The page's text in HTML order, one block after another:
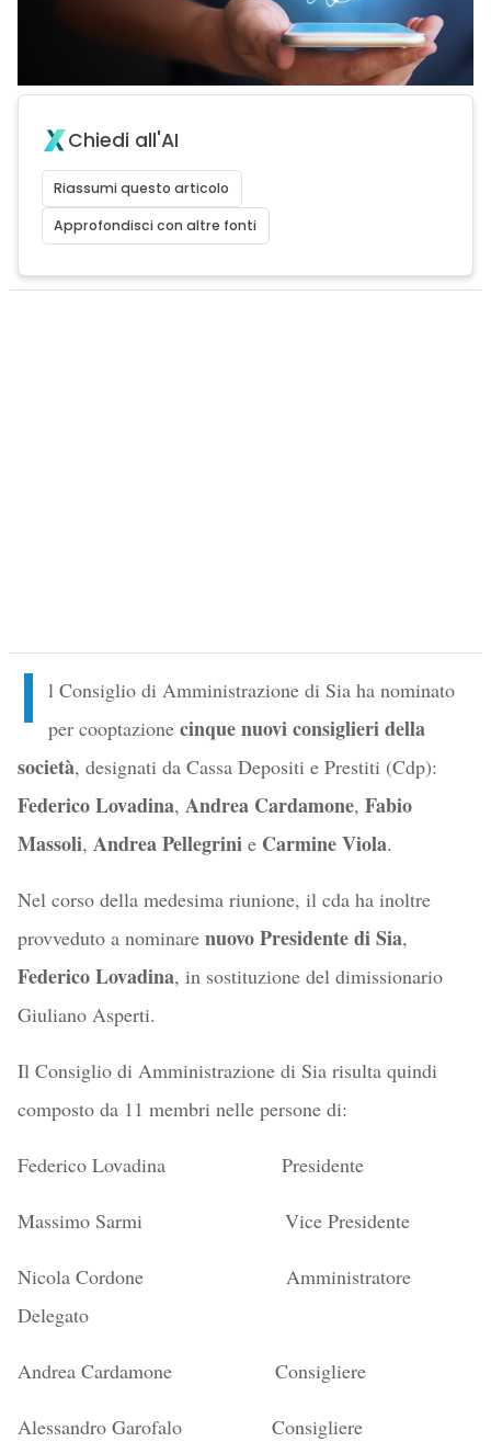
Chiedi all'AI
Riassumi questo articolo
Approfondisci con altre fonti
I l Consiglio di Amministrazione di Sia ha nominato
per cooptazione cinque nuovi consiglieri della
società, designati da Cassa Depositi e Prestiti (Cdp):
Federico Lovadina, Andrea Cardamone, Fabio
Massoli, Andrea Pellegrini e Carmine Viola.
Nel corso della medesima riunione, il cda ha inoltre
provveduto a nominare nuovo Presidente di Sia,
Federico Lovadina, in sostituzione del dimissionario
Giuliano Asperti.
Il Consiglio di Amministrazione di Sia risulta quindi
composto da 11 membri nelle persone di:
Federico Lovadina Presidente
Massimo Sarmi Vice Presidente
Nicola Cordone Amministratore
Delegato
Andrea Cardamone Consigliere
Alessandro Garofalo Consigliere